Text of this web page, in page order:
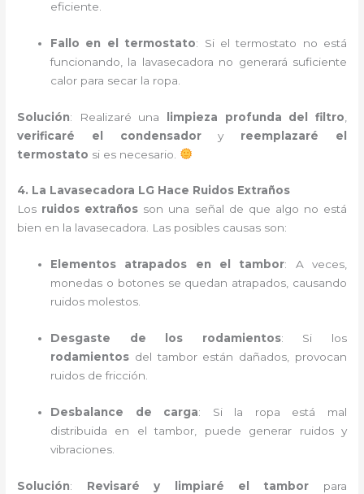
eficiente.
Fallo en el termostato: Si el termostato no está
funcionando, la lavasecadora no generará suficiente
calor para secar la ropa.
Solución: Realizaré una limpieza profunda del filtro
verificaré el condensadory reemplazaré el
termostato si es necesario.
4. La Lavasecadora LG Hace Ruidos Extraños
Los ruidos extraños son una señal de que algo no está
bien en la lavasecadora. Las posibles causas son:
Elementos atrapados en el tambor: A veces,
monedas o botones se quedan atrapados, causando
ruidos molestos.
Desgaste de los rodamientos: Si los
rodamientos del tambor están dañados, provocan
ruidos de fricción.
Desbalance de carga: Si la ropa está mal
distribuida en el tambor, puede generar ruidos y
vibraciones.
Solución: Revisaré y limpiaré el tambor para